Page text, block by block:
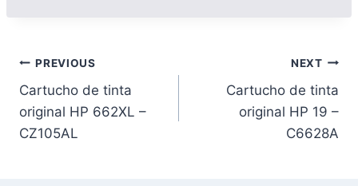
PREVIOUS
Cartucho de tinta
original HP 662XL –
CZ105AL
NEXT
Cartucho de tinta
original HP 19 –
C6628A